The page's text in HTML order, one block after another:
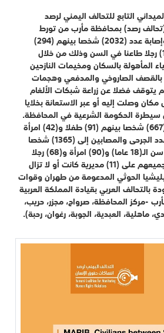
التابع للتحالف اليمني لرصد
رصد) بمحافظة مأرب من تورط
ميليشيا الحوثي بمقتل وإصابة عدد (2032) شخصا بينهم (294)
طفلا و(132) امرأة و(104) رجلا طاعنا في السن وذلك من خلال
المأهولة بالسكان ومخيمات النازحين
بالقصف الصاروخي والمدفعي وهجمات
يتوقف فضلا عن زراعة شبكات الألغام
وصلت إليه أو عبر الاستعانة بخلايا
سيطرة الحكومة الشرعية في المحافظة.
وبلغ إجمالي عدد القتلى (667) شخصا بينهم (91) طفلا و(42) امرأة
و(36) مسنا بينما وصل عدد الجرحى والمصابين إلى (1365) شخصا
بينهم (203) أطفال دون سن الـ(18 عاما) و(90) امرأة و(68) رجلا
طاعنا في السن موزعين جميعهم على (11) مديرية كانت أو لا تزال
الحوثي المدعومة من طهران وقوات
بالتحالف العربي بقيادة المملكة العربية
-مركز المحافظة، صرواح، مجزر، حريب،
ماهلية، العبدية، الجوبة، رغوان، رحبة).